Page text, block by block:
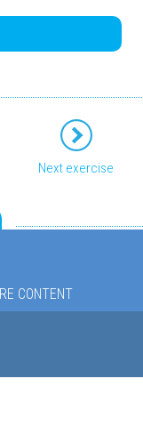
Next exercise
CONTENT